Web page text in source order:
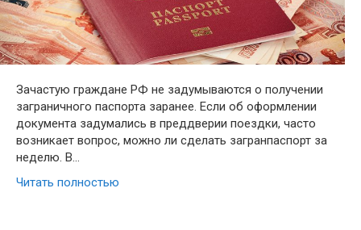
Зачастую граждане РФ не задумываются о получении
заграничного паспорта заранее. Если об оформлении
документа задумались в преддверии поездки, часто
возникает вопрос, можно ли сделать загранпаспорт за
неделю. В…
Читать полностью